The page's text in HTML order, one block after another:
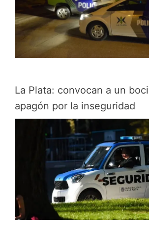
La Plata: convocan a un
apagón por la inseguridad